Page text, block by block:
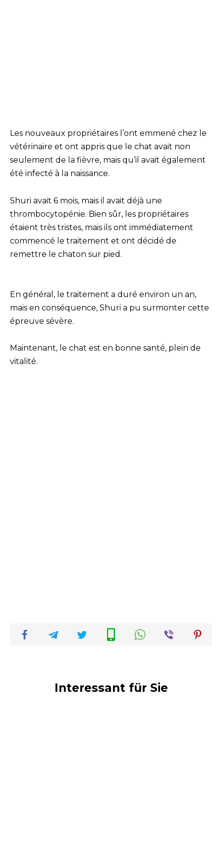
Les nouveaux propriétaires l’ont emmené chez le
vétérinaire et ont appris que le chat avait non
seulement de la fièvre, mais qu’il avait également
été infecté à la naissance.
Shuri avait 6 mois, mais il avait déjà une
thrombocytopénie. Bien sûr, les propriétaires
étaient très tristes, mais ils ont immédiatement
commencé le traitement et ont décidé de
remettre le chaton sur pied.
En général, le traitement a duré environ un an,
mais en conséquence, Shuri a pu surmonter cette
épreuve sévère.
Maintenant, le chat est en bonne santé, plein de
vitalité.
Interessant für Sie